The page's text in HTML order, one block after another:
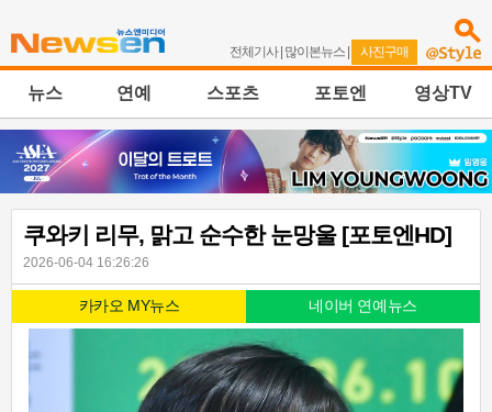
전체기사| 많이본뉴스 | 사진구매
뉴스 연예 스포츠 포토엔 영상TV
쿠와키 리무, 맑고 순수한 눈망울 [포토엔HD]
2026-06-04 16:26:26
카카오 MY뉴스 네이버 연예뉴스